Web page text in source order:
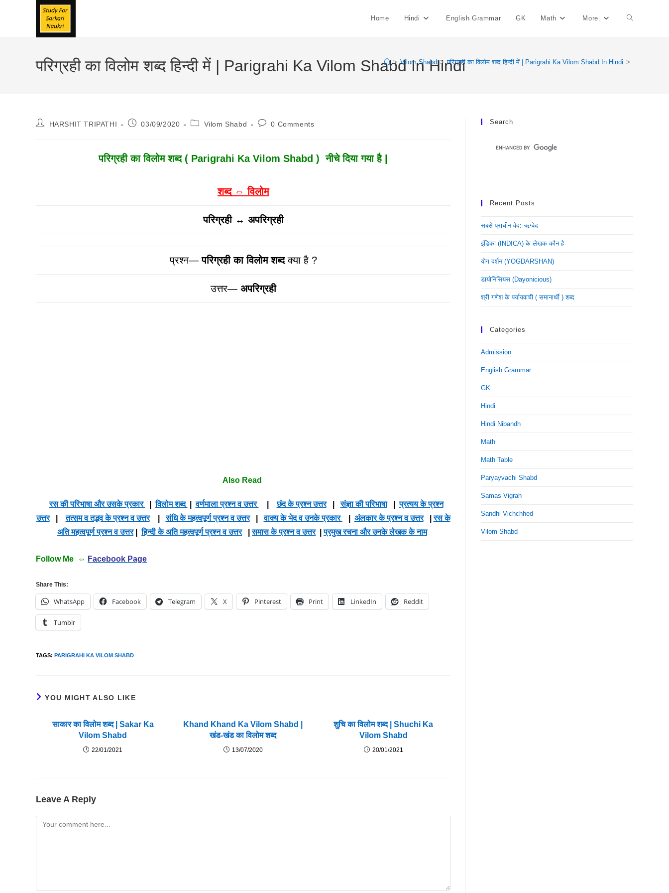
Home Hindi English Grammar GK Math More. Toggle
परिग्रही का विलोम शब्द हिन्दी में | Parigrahi Ka Vilom Shabd In Hindi
> Vilom Shabd > परिग्रही का विलोम शब्द हिन्दी में | Parigrahi Ka Vilom Shabd In Hindi >
PostHARSHIT TRIPATHI
Post03/09/2020
PostVilom Shabd
Post0 Comments
परिग्रही का विलोम शब्द ( Parigrahi Ka Vilom Shabd ) नीचे दिया गया है |
शब्द ⇔ विलोम
परिग्रही ↔ अपरिग्रही
प्रश्न—परिग्रहीका विलोम शब्दक्या है ?
उत्तर— अपरिग्रही
Also Read
रस की परिभाषा और उसके प्रकार |विलोम शब्द |वर्णमाला प्रश्न व उत्तर |छंद के प्रश्न उत्तर|संज्ञा की परिभाषा|प्रत्यय के प्रश्न
उत्तर|तत्सम व तद्भव के प्रश्न व उत्तर|संधि के महत्वपूर्ण प्रश्न व उत्तर|वाक्य के भेद व उनके प्रकार अंलकार के प्रश्न व उत्तर|रस के
अति महत्वपूर्ण प्रश्न व उत्तर|हिन्दी के अति महत्वपूर्ण प्रश्न व उत्तर|समास के प्रश्न व उत्तर|प्रमुख रचना और उनके लेखक के नाम
Follow Me ⇔ Facebook Page
Share This:
WhatsApp Facebook Telegram X Pinterest Print LinkedIn Reddit
Tumblr
TAGS: PARIGRAHI KA VILOM SHABD
YOU MIGHT ALSO LIKE
साकार का विलोम शब्द | Sakar Ka
Vilom Shabd
22/01/2021
Khand Khand Ka Vilom Shabd |
खंड-खंड का विलोम शब्द
13/07/2020
शुचि का विलोम शब्द | Shuchi Ka
Vilom Shabd
20/01/2021
Leave A Reply
Comment
Search
Recent Posts
सबसे प्राचीन वेद: ऋग्वेद
इंडिका (INDICA) के लेखक कौन है
योग दर्शन (YOGDARSHAN)
डायोनिसियस (dayonicious)
श्री गणेश के पर्यायवाची ( समानार्थी ) शब्द
Categories
Admission
English Grammar
GK
Hindi
Hindi Nibandh
Math
Math Table
Paryayvachi Shabd
Samas Vigrah
Sandhi Vichchhed
Vilom Shabd